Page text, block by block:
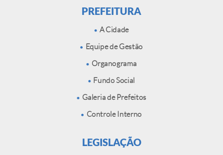
PREFEITURA
A Cidade
Equipe de Gestão
Organograma
Fundo Social
Galeria de Prefeitos
Controle Interno
LEGISLAÇÃO